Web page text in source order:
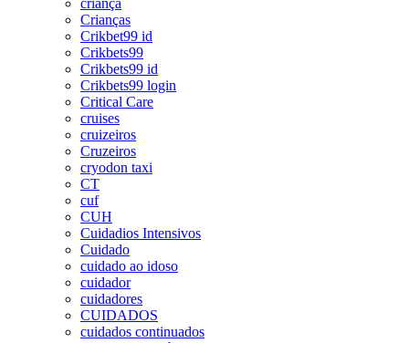
Crianças
Crikbet99 id
Crikbets99
Crikbets99 id
Crikbets99 login
Critical Care
cruises
cruizeiros
Cruzeiros
cryodon taxi
CT
cuf
CUH
Cuidadios Intensivos
Cuidado
cuidado ao idoso
cuidador
cuidadores
CUIDADOS
cuidados continuados